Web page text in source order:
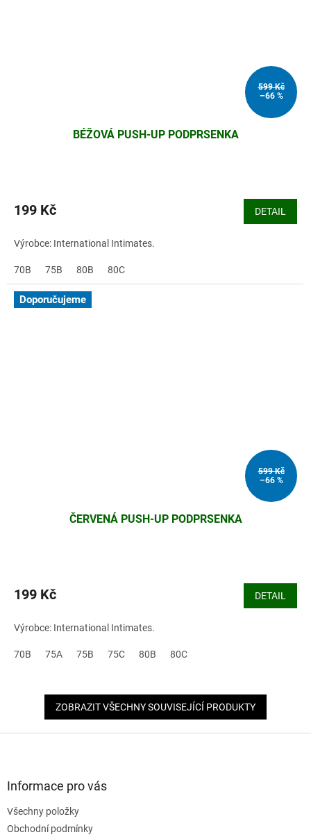
599 Kč
–66 %
BÉŽOVÁ PUSH-UP PODPRSENKA
199 Kč DETAIL
Výrobce: International Intimates.
70B 75B 80B 80C
Doporučujeme
599 Kč
–66 %
ČERVENÁ PUSH-UP PODPRSENKA
199 Kč DETAIL
Výrobce: International Intimates.
70B 75A 75B 75C 80B 80C
ZOBRAZIT VŠECHNY SOUVISEJÍCÍ PRODUKTY
Informace pro vás
Všechny položky
Obchodní podmínky